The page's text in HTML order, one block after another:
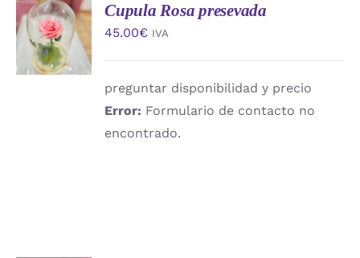
AÑADIR
AL
CARRITO
/
DETALLES
Cupula Rosa presevada
45.00€ IVA
preguntar disponibilidad y precio
Error: Formulario de contacto no
encontrado.